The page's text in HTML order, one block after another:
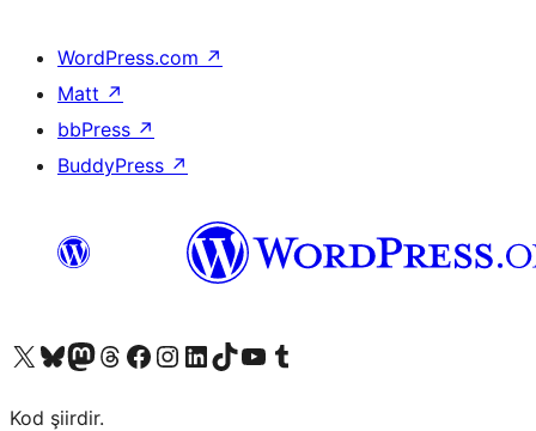
WordPress.com ↗
Matt ↗
bbPress ↗
BuddyPress ↗
X (eski Twitter) hesabımıza bakın
Bluesky hesabımızı ziyaret edinMastodon hesabımızı ziyaret edinThreads hesabımızı ziyaret edinFacebook sayfamızı ziyaret edinInstagram hesabımızı ziyaret edinLinkedIn hesabımızı ziyaret edinTikTok hesabımızı ziyaret edinYouTube kanalımızı ziyaret edinTumblr hesabımızı ziyaret edin
Kod şiirdir.